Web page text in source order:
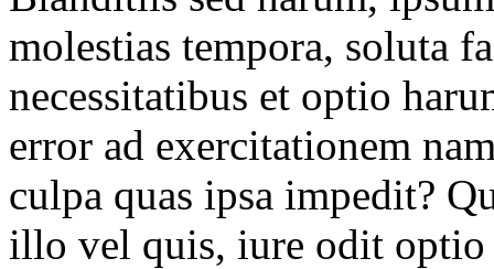
molestias tempora, soluta
necessitatibus et optio
error ad exercitationem
culpa quas ipsa impedit?
illo vel quis, iure odit